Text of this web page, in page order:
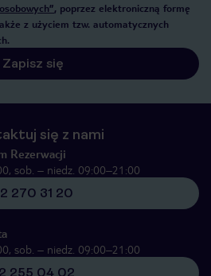
, poprzez elektroniczną formę
z użyciem tzw. automatycznych
Zapisz się
się z nami
Rezerwacji
sob. – niedz. 09:00–21:00
270 31 20
sob. – niedz. 09:00–21:00
255 04 02